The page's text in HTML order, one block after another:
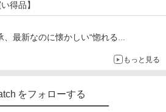
得品】
、最新なのに懐かしい“惚れる
もっと見る
をフォローする